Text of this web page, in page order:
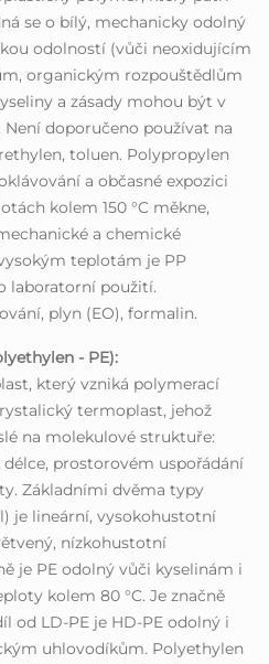
se o bílý, mechanicky odolný
odolností (vůči neoxidujícím
organickým rozpouštědlům
a zásady mohou být v
Není doporučeno používat na
toluen. Polypropylen
a občasné expozici
kolem 150 °C měkne,
a chemické
teplotám je PP
laboratorní použití.
plyn (EO), formalin.
- PE):
který vzniká polymerací
termoplast, jehož
na molekulové struktuře:
prostorovém uspořádání
Základními dvěma typy
je lineární, vysokohustotní
nízkohustotní
je PE odolný vůči kyselinám i
kolem 80 °C. Je značně
od LD-PE je HD-PE odolný i
uhlovodíkům. Polyethylen